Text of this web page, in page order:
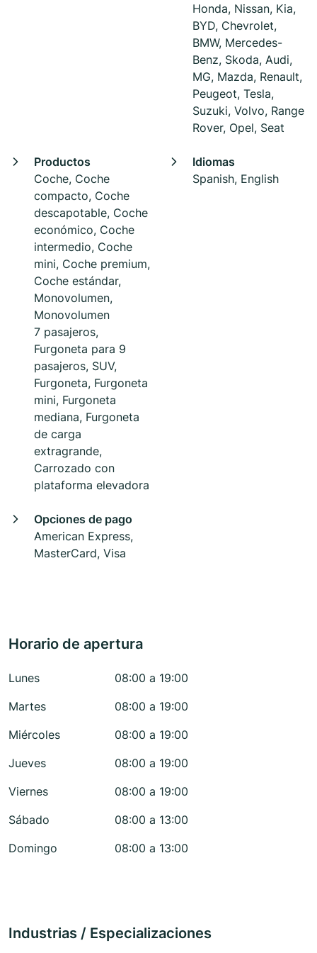
Honda, Nissan, Kia,
BYD, Chevrolet,
BMW, Mercedes-
Benz, Skoda, Audi,
MG, Mazda, Renault,
Peugeot, Tesla,
Suzuki, Volvo, Range
Rover, Opel, Seat
Productos
Coche, Coche
compacto, Coche
descapotable, Coche
económico, Coche
intermedio, Coche
mini, Coche premium,
Coche estándar,
Monovolumen,
Monovolumen
7 pasajeros,
Furgoneta para 9
pasajeros, SUV,
Furgoneta, Furgoneta
mini, Furgoneta
mediana, Furgoneta
de carga
extragrande,
Carrozado con
plataforma elevadora
Idiomas
Spanish, English
Opciones de pago
American Express,
MasterCard, Visa
Horario de apertura
Lunes
08:00 a 19:00
Martes
08:00 a 19:00
Miércoles
08:00 a 19:00
Jueves
08:00 a 19:00
Viernes
08:00 a 19:00
Sábado
08:00 a 13:00
Domingo
08:00 a 13:00
Industrias / Especializaciones